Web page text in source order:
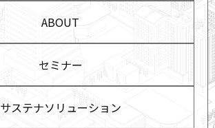
ABOUT
セミナー
サステナソリューション